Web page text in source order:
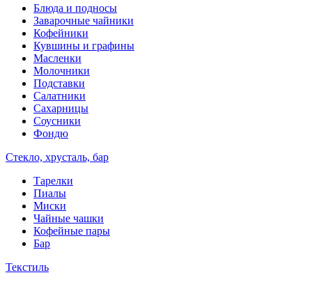
Блюда и подносы
Заварочные чайники
Кофейники
Кувшины и графины
Масленки
Молочники
Подставки
Салатники
Сахарницы
Соусники
Фондю
Стекло, хрусталь, бар
Тарелки
Пиалы
Миски
Чайные чашки
Кофейные пары
Бар
Текстиль